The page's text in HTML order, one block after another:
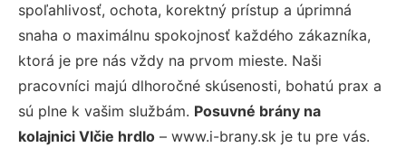
spoľahlivosť, ochota, korektný prístup a úprimná
snaha o maximálnu spokojnosť každého zákazníka,
ktorá je pre nás vždy na prvom mieste. Naši
pracovníci majú dlhoročné skúsenosti, bohatú prax a
sú plne k vašim službám. Posuvné brány na
kolajnici Vlčie hrdlo – www.i-brany.sk je tu pre vás.